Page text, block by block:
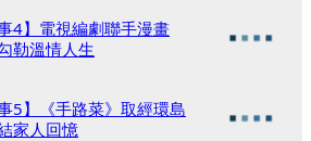
4】電視編劇聯手漫畫
勒溫情人生
5】《手路菜》取經環島
家人回憶